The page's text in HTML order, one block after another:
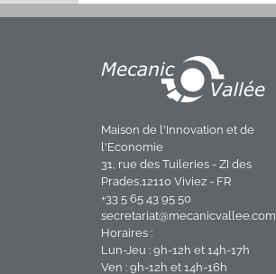
Maison de l'Innovation et de
l'Economie
31, rue des Tuileries - ZI des
Prades,12110 Viviez - FR
+33 5 65 43 95 50
secretariat@mecanicvallee.com
Horaires :
Lun-Jeu : 9h-12h et 14h-17h
Ven : 9h-12h et 14h-16h